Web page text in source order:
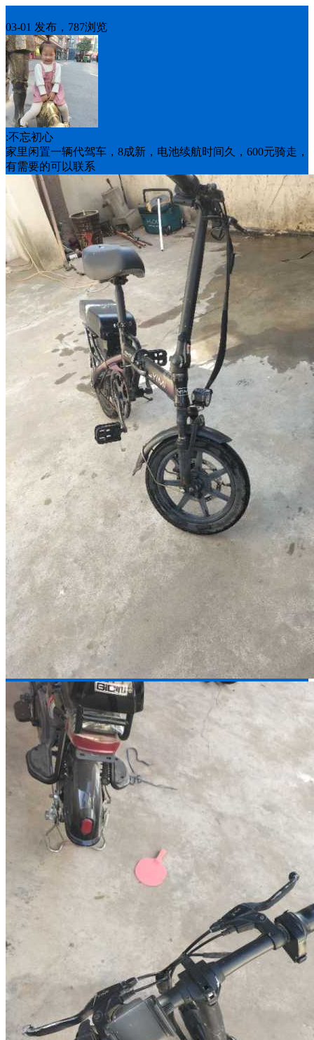
03-01 发布，787浏览
:不忘初心
家里闲置一辆代驾车，8成新，电池续航时间久，600元骑走，
有需要的可以联系